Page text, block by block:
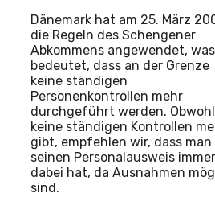
Dänemark hat am 25. März
die Regeln des Schengener
Abkommens angewendet, was
bedeutet, dass an der Grenze
keine ständigen
Personenkontrollen mehr
durchgeführt werden.
keine ständigen Kontrollen
gibt, empfehlen wir, dass man
seinen Personalausweis immer
dabei hat, da Ausnahmen
sind.